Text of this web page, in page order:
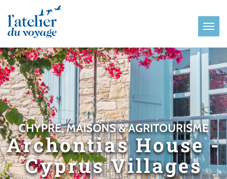
CHYPRE, MAISONS & AGRITOURISME
Archontias House -
Cyprus Villages
Panneau de gestion des cookies